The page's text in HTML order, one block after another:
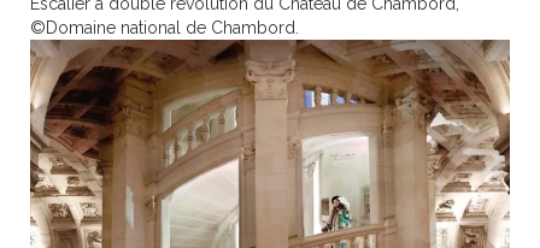
©Domaine national de Chambord.